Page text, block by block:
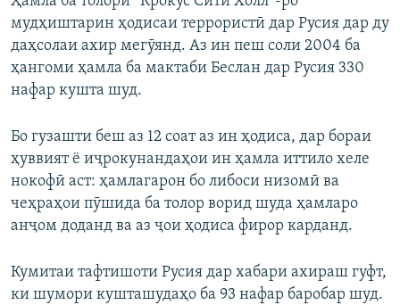
мудҳиштарин ҳодисаи террористӣ дар Русия дар ду
даҳсолаи ахир мегӯянд. Аз ин пеш соли 2004 ба
ҳангоми ҳамла ба мактаби Беслан дар Русия 330
нафар кушта шуд.
Бо гузашти беш аз 12 соат аз ин ҳодиса, дар бораи
ҳуввият ё иҷрокунандаҳои ин ҳамла иттило хеле
нокофӣ аст: ҳамлагарон бо либоси низомӣ ва
чеҳраҳои пӯшида ба толор ворид шуда ҳамларо
анҷом доданд ва аз ҷои ҳодиса фирор карданд.
Кумитаи тафтишоти Русия дар хабари ахираш гуфт,
ки шумори кушташудаҳо ба 93 нафар баробар шуд.